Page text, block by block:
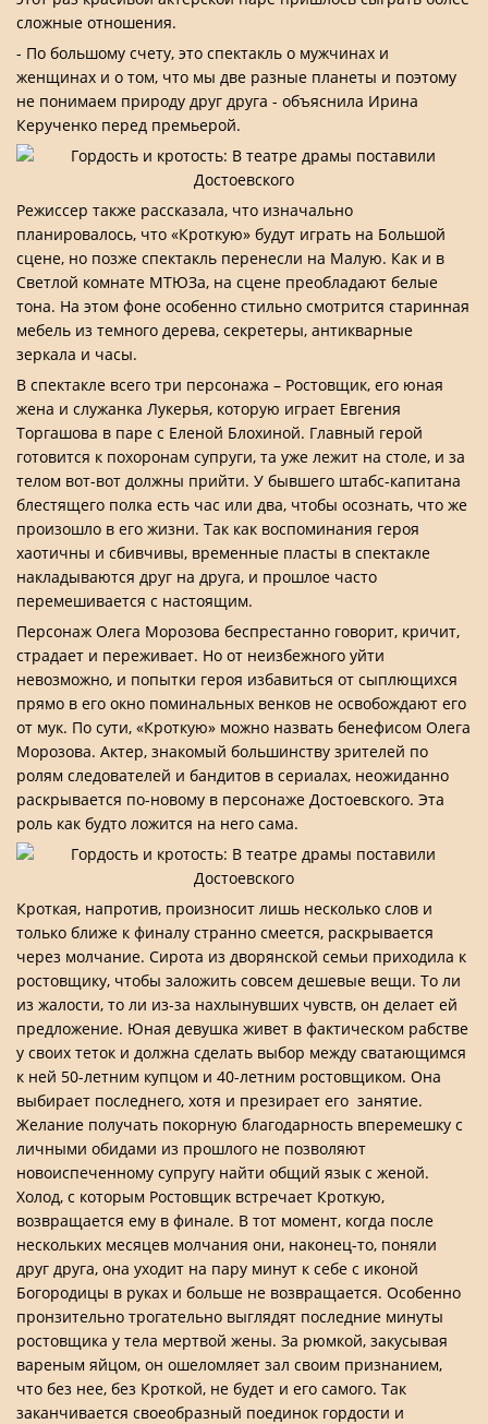
сложные отношения.
- По большому счету, это спектакль о мужчинах и
женщинах и о том, что мы две разные планеты и поэтому
не понимаем природу друг друга - объяснила Ирина
Керученко перед премьерой.
Режиссер также рассказала, что изначально
планировалось, что «Кроткую» будут играть на Большой
сцене, но позже спектакль перенесли на Малую. Как и в
Светлой комнате МТЮЗа, на сцене преобладают белые
тона. На этом фоне особенно стильно смотрится старинная
мебель из темного дерева, секретеры, антикварные
зеркала и часы.
В спектакле всего три персонажа – Ростовщик, его юная
жена и служанка Лукерья, которую играет Евгения
Торгашова в паре с Еленой Блохиной. Главный герой
готовится к похоронам супруги, та уже лежит на столе, и за
телом вот-вот должны прийти. У бывшего штабс-капитана
блестящего полка есть час или два, чтобы осознать, что же
произошло в его жизни. Так как воспоминания героя
хаотичны и сбивчивы, временные пласты в спектакле
накладываются друг на друга, и прошлое часто
перемешивается с настоящим.
Персонаж Олега Морозова беспрестанно говорит, кричит,
страдает и переживает. Но от неизбежного уйти
невозможно, и попытки героя избавиться от сыплющихся
прямо в его окно поминальных венков не освобождают его
от мук. По сути, «Кроткую» можно назвать бенефисом Олега
Морозова. Актер, знакомый большинству зрителей по
ролям следователей и бандитов в сериалах, неожиданно
раскрывается по-новому в персонаже Достоевского. Эта
роль как будто ложится на него сама.
Кроткая, напротив, произносит лишь несколько слов и
только ближе к финалу странно смеется, раскрывается
через молчание. Сирота из дворянской семьи приходила к
ростовщику, чтобы заложить совсем дешевые вещи. То ли
из жалости, то ли из-за нахлынувших чувств, он делает ей
предложение. Юная девушка живет в фактическом рабстве
у своих теток и должна сделать выбор между сватающимся
к ней 50-летним купцом и 40-летним ростовщиком. Она
выбирает последнего, хотя и презирает его занятие.
Желание получать покорную благодарность вперемешку с
личными обидами из прошлого не позволяют
новоиспеченному супругу найти общий язык с женой.
Холод, с которым Ростовщик встречает Кроткую,
возвращается ему в финале. В тот момент, когда после
нескольких месяцев молчания они, наконец-то, поняли
друг друга, она уходит на пару минут к себе с иконой
Богородицы в руках и больше не возвращается. Особенно
пронзительно трогательно выглядят последние минуты
ростовщика у тела мертвой жены. За рюмкой, закусывая
вареным яйцом, он ошеломляет зал своим признанием,
что без нее, без Кроткой, не будет и его самого. Так
заканчивается своеобразный поединок гордости и